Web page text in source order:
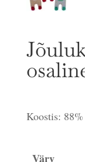
Koostis:
Värv